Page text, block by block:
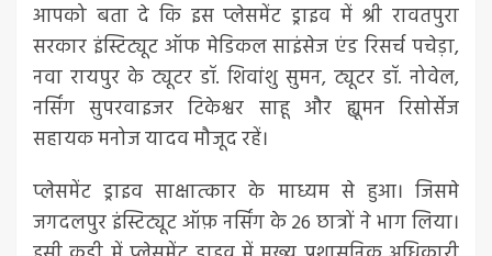
आपको बता दे कि इस प्लेसमेंट ड्राइव में श्री रावतपुरा
सरकार इंस्टिट्यूट ऑफ मेडिकल साइंसेज एंड रिसर्च पचेड़ा,
नवा रायपुर के ट्यूटर डॉ. शिवांशु सुमन, ट्यूटर डॉ. नोवेल,
नर्सिंग सुपरवाइजर टिकेश्वर साहू और ह्यूमन रिसोर्सेज
सहायक मनोज यादव मौजूद रहें।
प्लेसमेंट ड्राइव साक्षात्कार के माध्यम से हुआ। जिसमे
जगदलपुर इंस्टिट्यूट ऑफ़ नर्सिंग के 26 छात्रों ने भाग लिया।